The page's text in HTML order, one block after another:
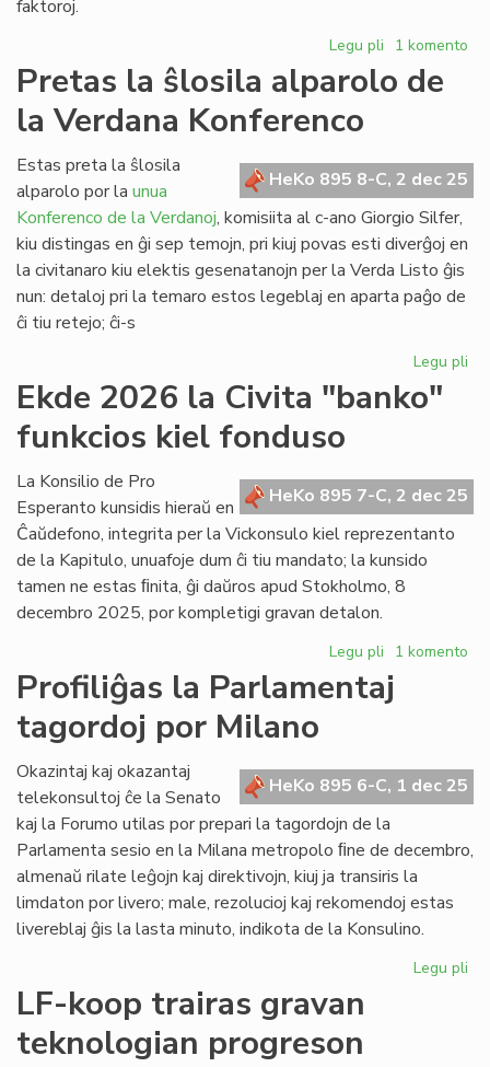
faktoroj.
Legu pli pri
indas
domon
de
UEA
en
Roterdamo?
1 komento
Pretas la ŝlosila alparolo de
la Verdana Konferenco
HeKo 895 8-C, 2 dec 25
Estas preta la ŝlosila
alparolo por la unua
Konferenco de la Verdanoj, komisiita al c-ano Giorgio Silfer,
kiu distingas en ĝi sep temojn, pri kiuj povas esti diverĝoj en
la civitanaro kiu elektis gesenatanojn per la Verda Listo ĝis
nun: detaloj pri la temaro estos legeblaj en aparta paĝo de
ĉi tiu retejo; ĉi-s
Legu pli
de
Ekde 2026 la Civita "banko"
funkcios kiel fonduso
HeKo 895 7-C, 2 dec 25
La Konsilio de Pro
Esperanto kunsidis hieraŭ en
Ĉaŭdefono, integrita per la Vickonsulo kiel reprezentanto
de la Kapitulo, unuafoje dum ĉi tiu mandato; la kunsido
tamen ne estas ﬁnita, ĝi daŭros apud Stokholmo, 8
decembro 2025, por kompletigi gravan detalon.
Legu pli pri
Ekde
2026
"banko"
funkcios
fonduso
1 komento
Profiliĝas la Parlamentaj
tagordoj por Milano
HeKo 895 6-C, 1 dec 25
Okazintaj kaj okazantaj
telekonsultoj ĉe la Senato
kaj la Forumo utilas por prepari la tagordojn de la
Parlamenta sesio en la Milana metropolo ﬁne de decembro,
almenaŭ rilate leĝojn kaj direktivojn, kiuj ja transiris la
limdaton por livero; male, rezolucioj kaj rekomendoj estas
livereblaj ĝis la lasta minuto, indikota de la Konsulino.
Legu pli
LF-koop trairas gravan
teknologian progreson